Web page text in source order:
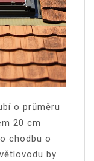
o průměru
20 cm
chodbu o
by